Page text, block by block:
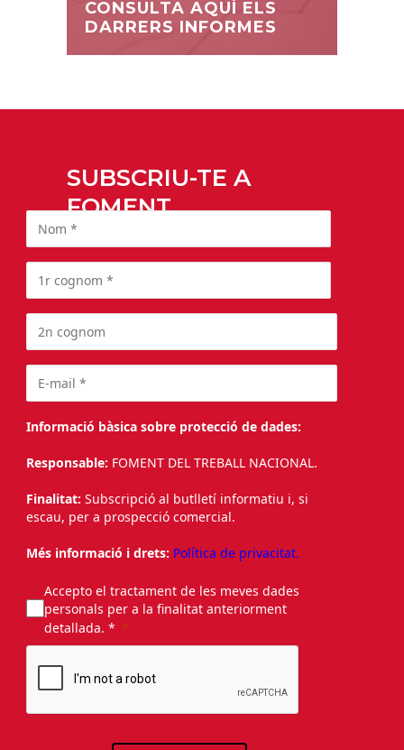
CONSULTA AQUÍ ELS
DARRERS INFORMES
SUBSCRIU-TE A
FOMENT
Informació bàsica sobre protecció de dades:
Responsable: FOMENT DEL TREBALL NACIONAL.
Finalitat: Subscripció al butlletí informatiu i, si
escau, per a prospecció comercial.
Més informació i drets: Política de privacitat.
Accepto el tractament de les meves dades
personals per a la finalitat anteriorment
detallada. *